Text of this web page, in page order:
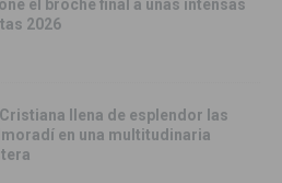
el broche final a unas intensas
2026
llena de esplendor las
en una multitudinaria